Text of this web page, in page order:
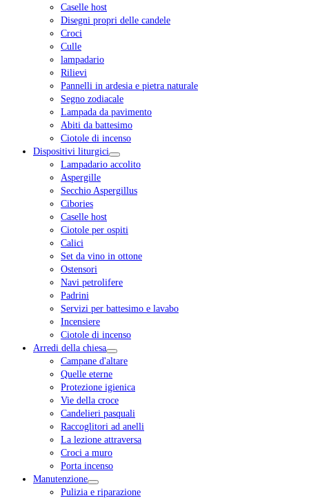
Caselle host
Disegni propri delle candele
Croci
Culle
lampadario
Rilievi
Pannelli in ardesia e pietra naturale
Segno zodiacale
Lampada da pavimento
Abiti da battesimo
Ciotole di incenso
Dispositivi liturgici
Lampadario accolito
Aspergille
Secchio Aspergillus
Cibories
Caselle host
Ciotole per ospiti
Calici
Set da vino in ottone
Ostensori
Navi petrolifere
Padrini
Servizi per battesimo e lavabo
Incensiere
Ciotole di incenso
Arredi della chiesa
Campane d'altare
Quelle eterne
Protezione igienica
Vie della croce
Candelieri pasquali
Raccoglitori ad anelli
La lezione attraversa
Croci a muro
Porta incenso
Manutenzione
Pulizia e riparazione